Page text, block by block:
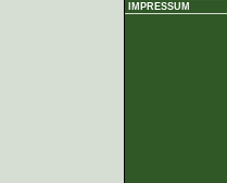
IMPRESSUM